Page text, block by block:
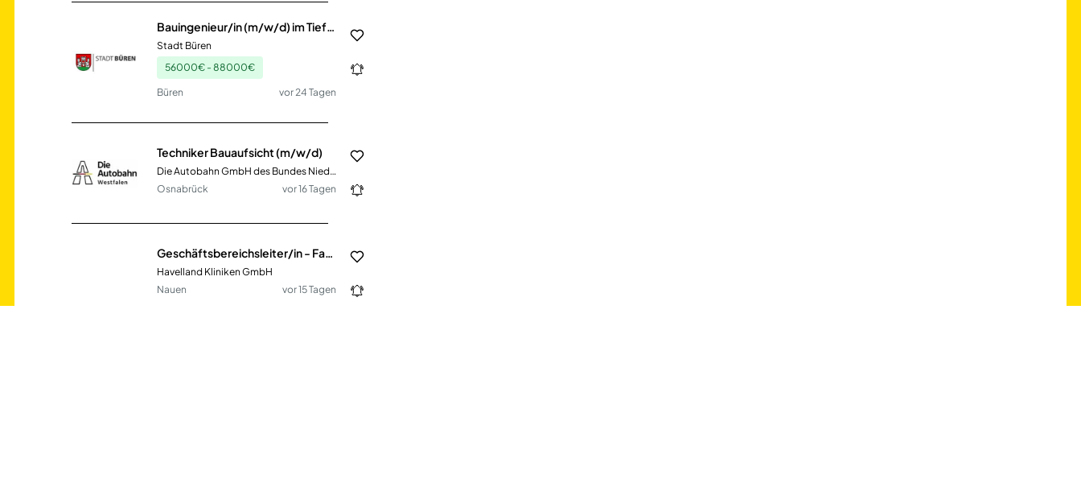
Bauingenieur/in (m/w/d) im Tief- und Straßenbau
Stadt Büren
56000€ - 88000€
Büren vor 24 Tagen
Techniker Bauaufsicht (m/w/d)
Die Autobahn GmbH des Bundes Niederlassung Westfalen
Osnabrück
vor 16 Tagen
Geschäftsbereichsleiter/in - Facility Management (GSG-220)
Havelland Kliniken GmbH
Nauen
vor 15 Tagen